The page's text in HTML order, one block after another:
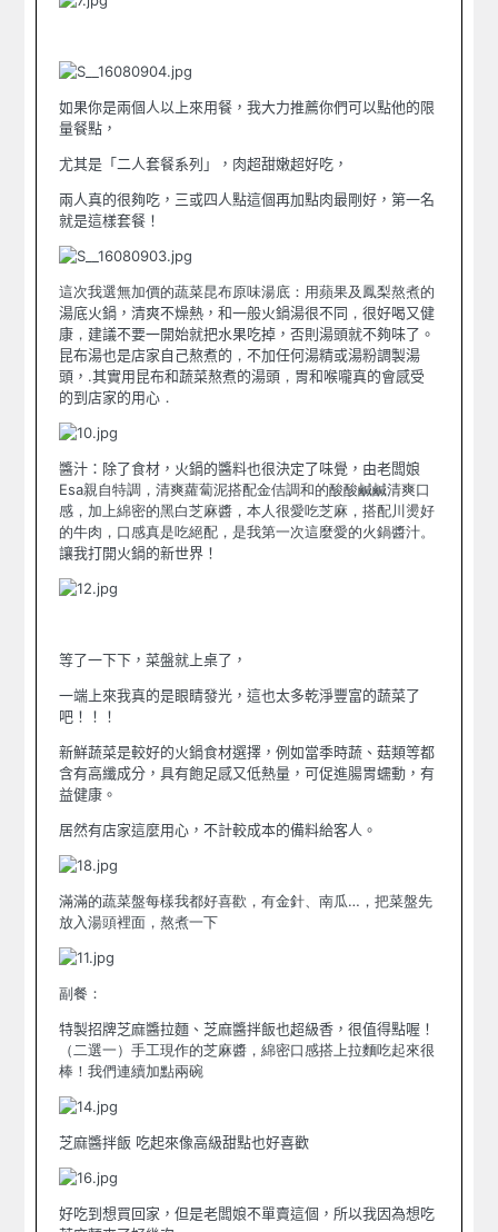
如果你是兩個人以上來用餐，我大力推薦你們可以點他的限
量餐點，
尤其是「二人套餐系列」，肉超甜嫩超好吃，
兩人真的很夠吃，三或四人點這個再加點肉最剛好，第一名
就是這樣套餐！
這次我選無加價的蔬菜昆布原味湯底 ：用蘋果及鳳梨熬煮的
湯底火鍋，清爽不燥熱，和一般火鍋湯很不同 ，很好喝又健
康 ，建議不要一開始就把水果吃掉，否則湯頭就不夠味了。
昆布湯也是店家自己熬煮的 ，不加任何湯精或湯粉調製湯
頭， .其實用昆布和蔬菜熬煮的湯頭 ， 胃和喉嚨真的會感受
的到店家的用心 ．
醬汁：除了食材，火鍋的醬料也很決定了味覺，由老闆娘
Esa親自特調，清爽蘿蔔泥搭配金佶調和的酸酸鹹鹹清爽口
感，加上綿密的黑白芝麻醬，本人很愛吃芝麻，搭配川燙好
的牛肉，口感真是吃絕配，是我第一次這麼愛的火鍋醬汁。
讓我打開火鍋的新世界！
等了一下下，菜盤就上桌了，
一端上來我真的是眼睛發光，這也太多乾淨豐富的蔬菜了
吧！！！
新鮮蔬菜是較好的火鍋食材選擇，例如當季時蔬、菇類等都
含有高纖成分，具有飽足感又低熱量，可促進腸胃蠕動，有
益健康。
居然有店家這麼用心，不計較成本的備料給客人。
滿滿的蔬菜盤每樣我都好喜歡，有金針、南瓜…，把菜盤先
放入湯頭裡面，熬煮一下
副餐：
特製招牌芝麻醬拉麵、芝麻醬拌飯也超級香，很值得點喔！
（二選一）手工現作的芝麻醬，綿密口感搭上拉麵吃起來很
棒！我們連續加點兩碗
芝麻醬拌飯 吃起來像高級甜點也好喜歡
好吃到想買回家，但是老闆娘不單賣這個，所以我因為想吃